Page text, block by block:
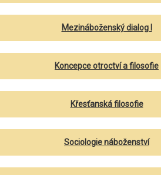
Mezináboženský dialog I
Koncepce otroctví a filosofie
Křesťanská filosofie
Sociologie náboženství